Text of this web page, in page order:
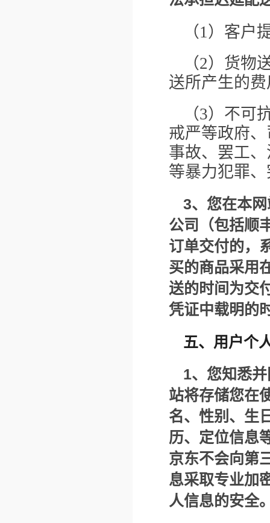
（1）客户
（2）货物
送所产生的
（3）不可
戒严等政府
事故、罢工
等暴力犯罪
3、您在本
公司（包括顺
订单交付的，
买的商品采用
送的时间为交
凭证中载明的
五、用户个
1、您知悉
站将存储您在
名、性别、生
历、定位信息
京东不会向第
息采取专业加
人信息的安全